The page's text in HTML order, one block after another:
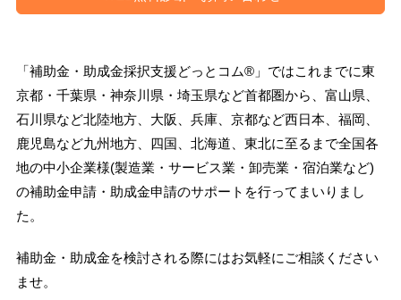
「補助金・助成金採択支援どっとコム®」ではこれまでに東
京都・千葉県・神奈川県・埼玉県など首都圏から、富山県、
石川県など北陸地方、大阪、兵庫、京都など西日本、福岡、
鹿児島など九州地方、四国、北海道、東北に至るまで全国各
地の中小企業様(製造業・サービス業・卸売業・宿泊業など)
の補助金申請・助成金申請のサポートを行ってまいりまし
た。
補助金・助成金を検討される際にはお気軽にご相談ください
ませ。